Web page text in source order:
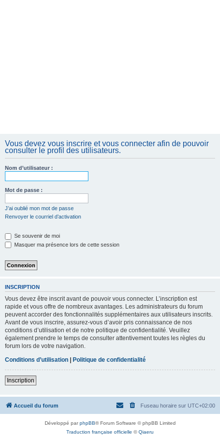
Vous devez vous inscrire et vous connecter afin de pouvoir
consulter le profil des utilisateurs.
Nom d’utilisateur :
Mot de passe :
J’ai oublié mon mot de passe
Renvoyer le courriel d’activation
Se souvenir de moi
Masquer ma présence lors de cette session
INSCRIPTION
Vous devez être inscrit avant de pouvoir vous connecter. L’inscription est
rapide et vous offre de nombreux avantages. Les administrateurs du forum
peuvent accorder des fonctionnalités supplémentaires aux utilisateurs inscrits.
Avant de vous inscrire, assurez-vous d’avoir pris connaissance de nos
conditions d’utilisation et de notre politique de confidentialité. Veuillez
également prendre le temps de consulter attentivement toutes les règles du
forum lors de votre navigation.
Conditions d’utilisation | Politique de confidentialité
Inscription
Accueil du forum Fuseau horaire sur UTC+02:00
Développé parphpBB® Forum Software © phpBB Limited
Traduction française officielle ©Qiaeru